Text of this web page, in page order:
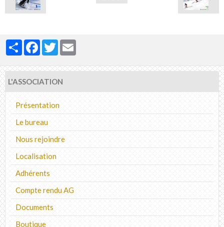
PartagerFacebook
Twitter
L'ASSOCIATION
Présentation
Le bureau
Nous rejoindre
Localisation
Adhérents
Compte rendu AG
Documents
Boutique